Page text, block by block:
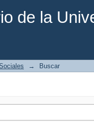
de la
→ Buscar